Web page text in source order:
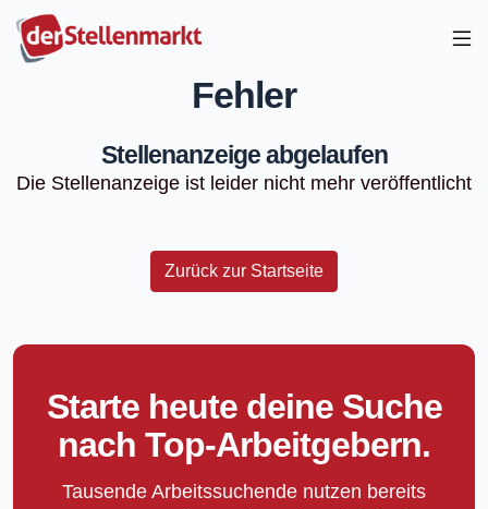
Fehler
Stellenanzeige abgelaufen
Die Stellenanzeige ist leider nicht mehr veröffentlicht
Zurück zur Startseite
Starte heute deine Suche
nach Top-Arbeitgebern.
Tausende Arbeitssuchende nutzen bereits